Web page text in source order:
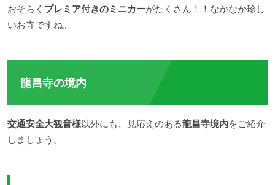
おそらく プレミア付きのミニカーがたくさん！！なかなか珍し
いお寺ですね。
龍昌寺の境内
交通安全大観音様以外にも、見応えのある龍昌寺境内をご紹介
しましょう。